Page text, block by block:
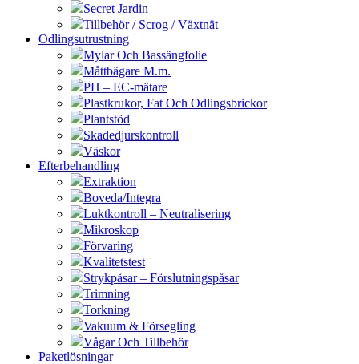
Secret Jardin
Tillbehör / Scrog / Växtnät
Odlingsutrustning
Mylar Och Bassängfolie
Måttbägare M.m.
PH – EC-mätare
Plastkrukor, Fat Och Odlingsbrickor
Plantstöd
Skadedjurskontroll
Väskor
Efterbehandling
Extraktion
Boveda/Integra
Luktkontroll – Neutralisering
Mikroskop
Förvaring
Kvalitetstest
Strykpåsar – Förslutningspåsar
Trimning
Torkning
Vakuum & Försegling
Vågar Och Tillbehör
Paketlösningar